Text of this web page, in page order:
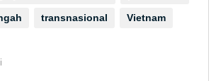
transnasional Vietnam